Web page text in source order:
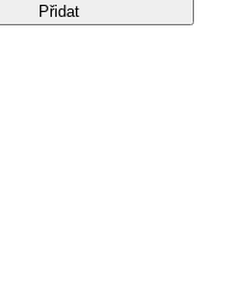
Přidat